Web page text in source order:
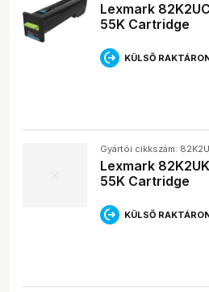
Lexmark
55K Cartridge
KÜLSŐ
Gyártói cikkszám:
Lexmark
55K Cartridge
KÜLSŐ